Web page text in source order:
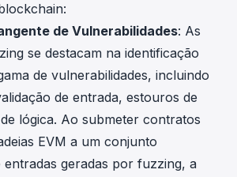
de Vulnerabilidades: As
se destacam na identificação
de vulnerabilidades, incluindo
de entrada, estouros de
lógica. Ao submeter contratos
EVM a um conjunto
entradas geradas por fuzzing, a